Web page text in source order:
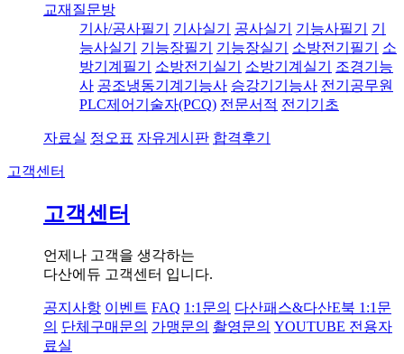
교재질문방
기사/공사필기
기사실기 공사실기 기능사필기
기
능사실기
기능장필기 기능장실기 소방전기필기
소
방기계필기
소방전기실기 소방기계실기
조경기능
사 공조냉동기계기능사 승강기기능사 전기공무원
PLC제어기술자(PCQ) 전문서적 전기기초
자료실 정오표 자유게시판 합격후기
고객센터
고객센터
언제나 고객을 생각하는
다산에듀 고객센터 입니다.
공지사항 이벤트 FAQ 1:1문의 다산패스&다산E북 1:1문
의 단체구매문의 가맹문의 촬영문의 YOUTUBE 전용자
료실